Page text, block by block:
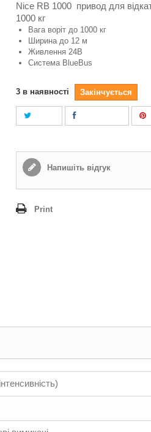
Nice RB 1000 привод для
1000 кг
Вага воріт до 1000 кг
Ширина до 12 м
Живлення 24В
Система BlueBus
3 в наявності Закінчується
Напишіть відгук
Print